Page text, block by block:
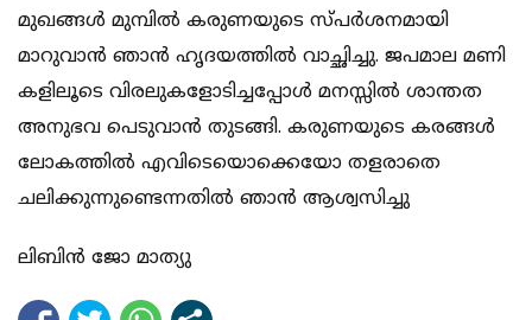
മുഖങ്ങൾ മുമ്പിൽ കരുണയുടെ സ്പർശനമായി
മാറുവാൻ ഞാൻ ഹൃദയത്തിൽ വാച്ഛിച്ചു. ജപമാല മണി
കളിലൂടെ വിരലുകളോടിച്ചപ്പോൾ മനസ്സിൽ ശാന്തത
അനുഭവ പെടുവാൻ തുടങ്ങി. കരുണയുടെ കരങ്ങൾ
ലോകത്തിൽ എവിടെയൊക്കെയോ തളരാതെ
ചലിക്കുന്നുണ്ടെന്നതിൽ ഞാൻ ആശ്വസിച്ചു
ലിബിൻ ജോ മാത്യു